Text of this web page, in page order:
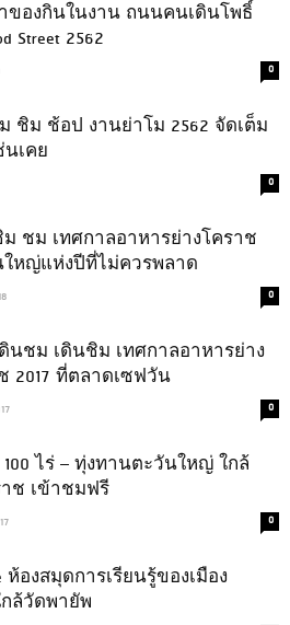
ของกินในงาน ถนนคนเดินโพธิ์
Street 2562
0
ชิม ช้อป งานย่าโม 2562 จัดเต็ม
นเคย
0
ชม เทศกาลอาหารย่างโคราช
ใหญ่แห่งปีที่ไม่ควรพลาด
0
นชม เดินชิม เทศกาลอาหารย่าง
2017 ที่ตลาดเซฟวัน
0
ไร่ – ทุ่งทานตะวันใหญ่ ใกล้
าช เข้าชมฟรี
0
ห้องสมุดการเรียนรู้ของเมือง
ล้วัดพายัพ